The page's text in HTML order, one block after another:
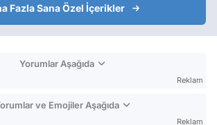
Fazla Sana Özel İçerikler
Yorumlar Aşağıda
Reklam
ve Emojiler Aşağıda
Reklam